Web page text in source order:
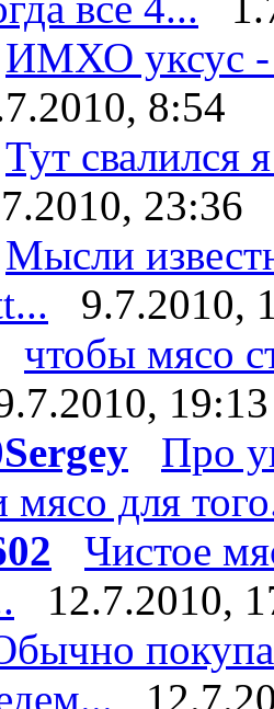
ИМХО уксус -
8:54
Тут свалился
23:36
Мысли
9.7.2010,
чтобы мясо
19:13
Про
мясо для
Чистое
12.7.2010,